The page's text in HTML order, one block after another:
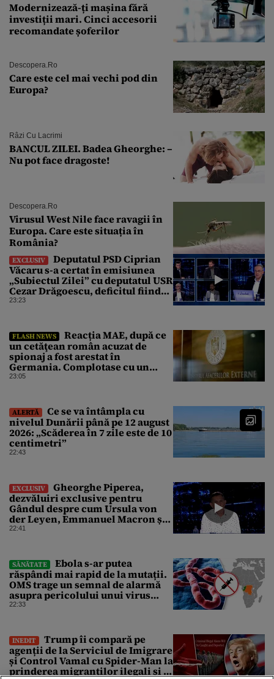
Modernizează-ți mașina fără
investiții mari. Cinci accesorii
recomandate șoferilor
Descopera.ro
Care este cel mai vechi pod din
Europa?
Râzi Cu Lacrimi
BANCUL ZILEI. Badea Gheorghe: –
Nu pot face dragoste!
Descopera.ro
Virusul West Nile face ravagii în
Europa. Care este situația în
România?
EXCLUSIV
Deputatul PSD Ciprian
Văcaru s-a certat în emisiunea
„Subiectul Zilei” cu deputatul USR
Cezar Drăgoescu, deficitul fiind
motivul scandalului
23:23
FLASH NEWS
Reacția MAE, după ce
un cetăţean român acuzat de
spionaj a fost arestat în
Germania. Complotase cu un
ucrainean ca să asasineze un
23:05
ALERTĂ
Ce se va întâmpla cu
nivelul Dunării până pe 12 august
2026: „Scăderea în 7 zile este de 10
centimetri”
22:43
EXCLUSIV
Gheorghe Piperea,
dezvăluiri exclusive pentru
Gândul despre cum Ursula von
der Leyen, Emmanuel Macron și
Zelenski plănuiesc pe Signal să îl
22:41
SĂNĂTATE
Ebola s-ar putea
răspândi mai rapid de la mutații.
OMS trage un semnal de alarmă
asupra pericolului unui virus
pentru care nu există vaccin
22:33
INEDIT
Trump îi compară pe
agenții de la Serviciul de Imigrare
și Control Vamal cu Spider-Man la
prinderea migranților ilegali și a